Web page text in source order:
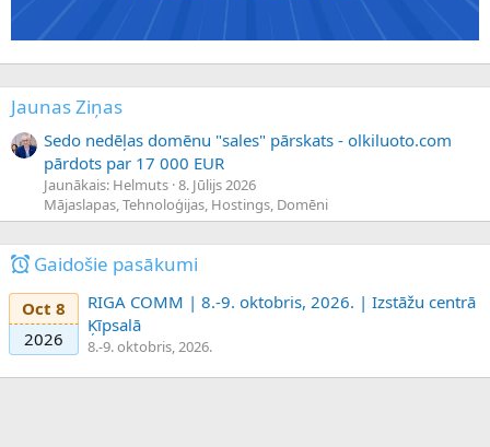
Jaunas Ziņas
Sedo nedēļas domēnu "sales" pārskats - olkiluoto.com
pārdots par 17 000 EUR
Jaunākais: Helmuts 8. Jūlijs 2026
Mājaslapas, Tehnoloģijas, Hostings, Domēni
Gaidošie pasākumi
Oct 8
2026
RIGA COMM | 8.-9. oktobris, 2026. | Izstāžu centrā
Ķīpsalā
8.-9. oktobris, 2026.